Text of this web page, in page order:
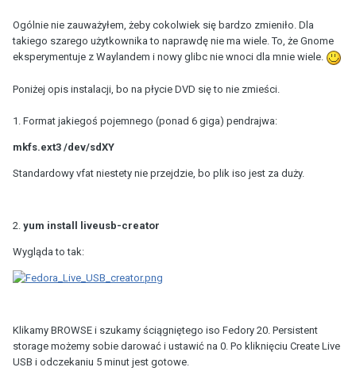
Ogólnie nie zauważyłem, żeby cokolwiek się bardzo zmieniło. Dla
takiego szarego użytkownika to naprawdę nie ma wiele. To, że Gnome
eksperymentuje z Waylandem i nowy glibc nie wnoci dla mnie wiele.
Poniżej opis instalacji, bo na płycie DVD się to nie zmieści.
1. Format jakiegoś pojemnego (ponad 6 giga) pendrajwa:
mkfs.ext3 /dev/sdXY
Standardowy vfat niestety nie przejdzie, bo plik iso jest za duży.
2. yum install liveusb-creator
Wygląda to tak:
Klikamy BROWSE i szukamy ściągniętego iso Fedory 20. Persistent
storage możemy sobie darować i ustawić na 0. Po kliknięciu Create Live
USB i odczekaniu 5 minut jest gotowe.